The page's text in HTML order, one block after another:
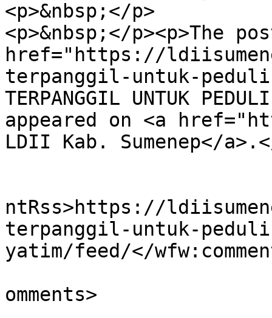
<p>&nbsp;</p>
<p>&nbsp;</p><p>The
href="https://
terpanggil-untuk-peduli-
TERPANGGIL UNTUK
appeared on <a
LDII Kab. Sumenep</
ntRss>https://
terpanggil-untuk-
yatim/feed/</
omments>